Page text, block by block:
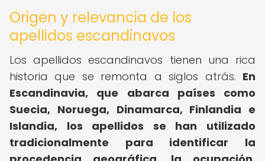
Origen y relevancia de los
apellidos escandinavos
Los apellidos escandinavos tienen una rica
historia que se remonta a siglos atrás. En
Escandinavia, que abarca países como
Suecia, Noruega, Dinamarca, Finlandia e
Islandia, los apellidos se han utilizado
tradicionalmente para identificar la